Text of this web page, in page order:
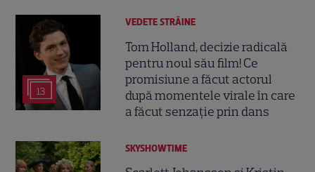
13
VEDETE STRĂINE
Tom Holland, decizie radicală
pentru noul său film! Ce
promisiune a făcut actorul
după momentele virale în care
a făcut senzație prin dans
SKYSHOWTIME